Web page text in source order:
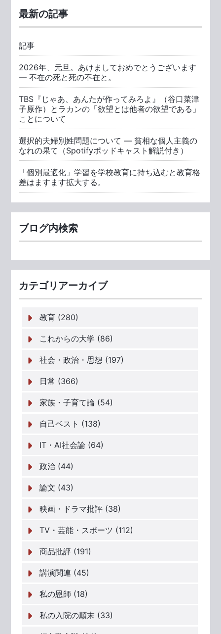
最新の記事
記事
2026年、元旦。あけましておめでとうございます
― 不在の死と死の不在と。
TBS『じゃあ、あんたが作ってみろよ』（谷口菜津
子原作）とラカンの「欲望とは他者の欲望である」
ことについて
選択的夫婦別姓問題について ― 貧相な個人主義の
なれの果て（Spotifyポッドキャスト解説付き）
「個別最適化」学習を学校教育に持ち込むと教育格
差はますます拡大する。
ブログ内検索
カテゴリアーカイブ
教育 (280)
これからの大学 (86)
社会・政治・思想 (197)
日常 (366)
家族・子育て論 (54)
自己ベスト (138)
IT・AI社会論 (64)
政治 (44)
論文 (43)
映画・ドラマ批評 (38)
TV・芸能・スポーツ (112)
商品批評 (191)
講演関連 (45)
私の恩師 (18)
私の入院の顛末 (33)